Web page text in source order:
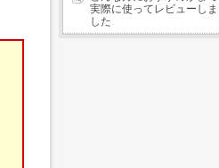
実際に使ってレビューしま
した